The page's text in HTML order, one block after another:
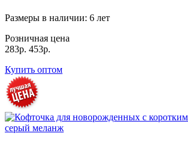
Размеры в наличии: 6 лет
Розничная цена
283р. 453р.
Купить оптом